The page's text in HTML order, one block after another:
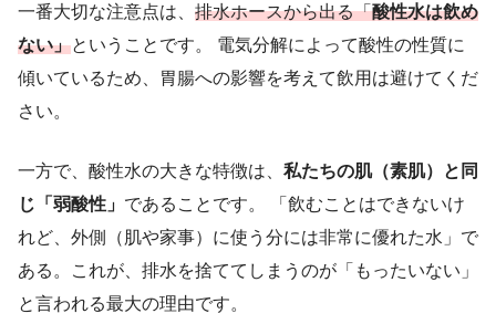
一番大切な注意点は、 排水ホースから出る「酸性水は飲め
ない」ということです。 電気分解によって酸性の性質に
傾いているため、胃腸への影響を考えて飲用は避けてくだ
さい。
一方で、酸性水の大きな特徴は、 私たちの肌（素肌）と同
じ「弱酸性」 であることです。 「飲むことはできないけ
れど、外側（肌や家事）に使う分には非常に優れた水」で
ある。これが、排水を捨ててしまうのが「もったいない」
と言われる最大の理由です。